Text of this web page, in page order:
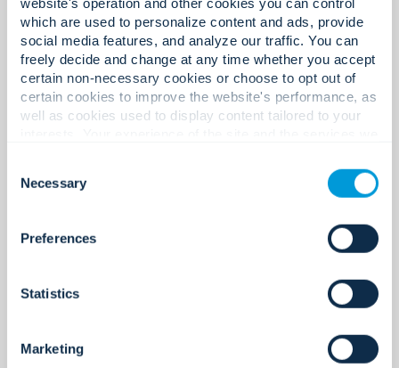
which are used to personalize content and ads, provide
social media features, and analyze our traffic. You can
freely decide and change at any time whether you accept
certain non-necessary cookies or choose to opt out of
certain cookies to improve the website's performance, as
well as cookies used to display content tailored to your
cookies. Click "Show details" below for more information
about who we share your information with.
Selection
Necessary
Preferences
Statistics
Marketing
Mitra teknologi global.
400+
Sertifikasi dan lisensi.
220+
Lokasi global.